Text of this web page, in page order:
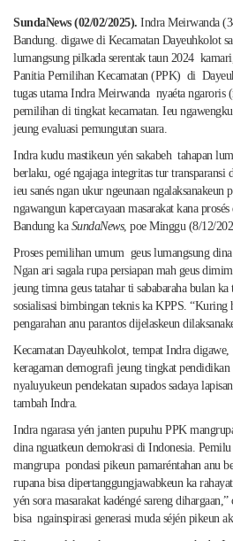
SundaNews (02/02/2025). Indra Meirwanda
Bandung. digawe di Kecamatan Dayeuhkolot
lumangsung pilkada serentak taun 2024
Panitia Pemilihan Kecamatan (PPK) di
tugas utama Indra Meirwanda nyaéta ngaroris
pemilihan di tingkat kecamatan. Ieu ngawengku
jeung evaluasi pemungutan suara.
Indra kudu mastikeun yén sakabeh tahapan
berlaku, ogé ngajaga integritas tur transparansi
ieu sanés ngan ukur ngeunaan ngalaksanakeun
ngawangun kapercayaan masarakat kana
Bandung ka SundaNews, poe Minggu (8/12/
Proses pemilihan umum geus lumangsung
Ngan ari sagala rupa persiapan mah geus
jeung timna geus tatahar ti sababaraha bulan
sosialisasi bimbingan teknis ka KPPS. “Kuring
pengarahan anu parantos dijelaskeun
Kecamatan Dayeuhkolot, tempat Indra digawe,
keragaman demografi jeung tingkat pendidikan
nyaluyukeun pendekatan supados sadaya
tambah Indra.
Indra ngarasa yén janten pupuhu PPK
dina nguatkeun demokrasi di Indonesia.
mangrupa pondasi pikeun pamaréntahan anu
rupana bisa dipertanggungjawabkeun ka
yén sora masarakat kadéngé sareng
bisa ngainspirasi generasi muda séjén pikeun